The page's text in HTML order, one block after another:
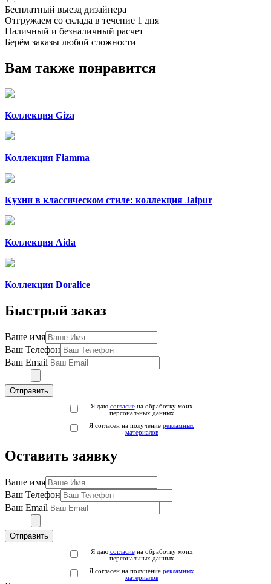
Бесплатный выезд дизайнера
Отгружаем со склада в течение 1 дня
Наличный и безналичный расчет
Берём заказы любой сложности
Вам также понравится
Коллекция Giza
Коллекция Fiamma
Кухни в классическом стиле: коллекция Jaipur
Коллекция Aida
Коллекция Doralice
Быстрый заказ
Ваше имя
Ваш Телефон
Ваш Email
Отправить
Я даю согласиена обработку моих
персональных данных
Я согласен на получение рекламных
материалов
Оставить заявку
Ваше имя
Ваш Телефон
Ваш Email
Отправить
Я даю согласиена обработку моих
персональных данных
Я согласен на получение рекламных
материалов